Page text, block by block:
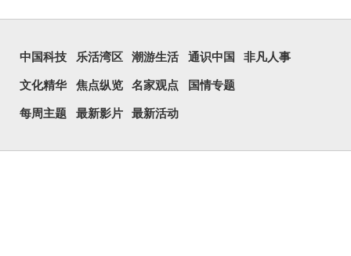
中国科技 乐活湾区 潮游生活 通识中国 非凡人事
文化精华 焦点纵览 名家观点 国情专题
每周主题 最新影片 最新活动